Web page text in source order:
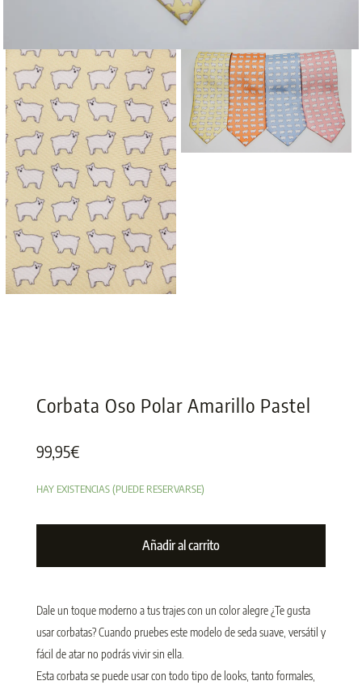
Corbata Oso Polar Amarillo Pastel
99,95€
HAY EXISTENCIAS (PUEDE RESERVARSE)
Añadir al carrito
Dale un toque moderno a tus trajes con un color alegre ¿Te gusta
usar corbatas? Cuando pruebes este modelo de seda suave, versátil y
fácil de atar no podrás vivir sin ella.
Esta corbata se puede usar con todo tipo de looks, tanto formales,